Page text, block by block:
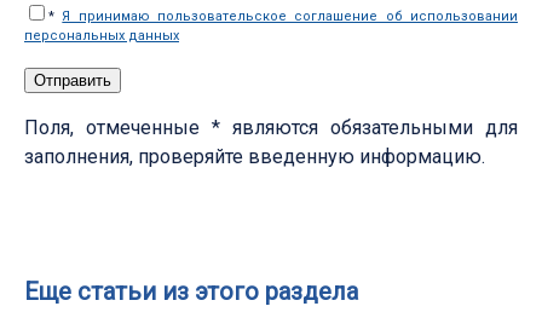
* Я принимаю пользовательское соглашение об использовании
персональных данных
Поля, отмеченные * являются обязательными для
заполнения, проверяйте введенную информацию.
Еще статьи из этого раздела